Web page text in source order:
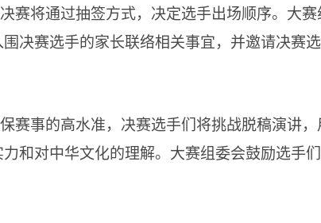
赛将通过抽签方式，决定选手出场顺序。大
决赛选手的家长联络相关事宜，并邀请决赛
赛事的高水准，决赛选手们将挑战脱稿演讲
和对中华文化的理解。大赛组委会鼓励选手